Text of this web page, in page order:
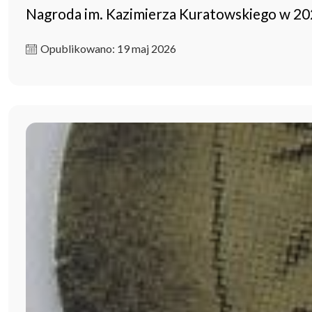
Nagroda im. Kazimierza Kuratowskiego w
Opublikowano: 19 maj 2026